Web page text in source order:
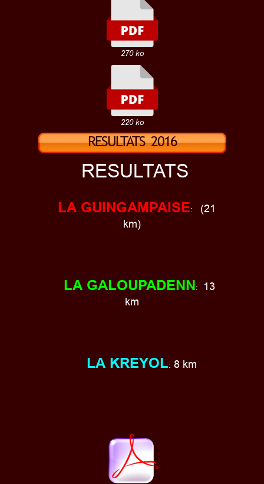
270 ko
220 ko
RESULTATS 2016
RESULTATS
LA GUINGAMPAISE:
(21
km)
LA GALOUPADENN:
13
km
LA KREYOL: 8 km